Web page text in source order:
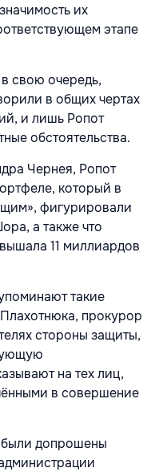
их
этапе
свою очередь,
в общих чертах
и лишь Ропот
обстоятельства.
Чернея, Ропот
который в
фигурировали
а также что
11 миллиардов
такие
прокурор
стороны защиты,
на тех лиц,
в совершение
допрошены